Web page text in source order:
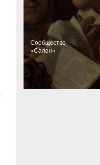
Cообщество
«Салон»